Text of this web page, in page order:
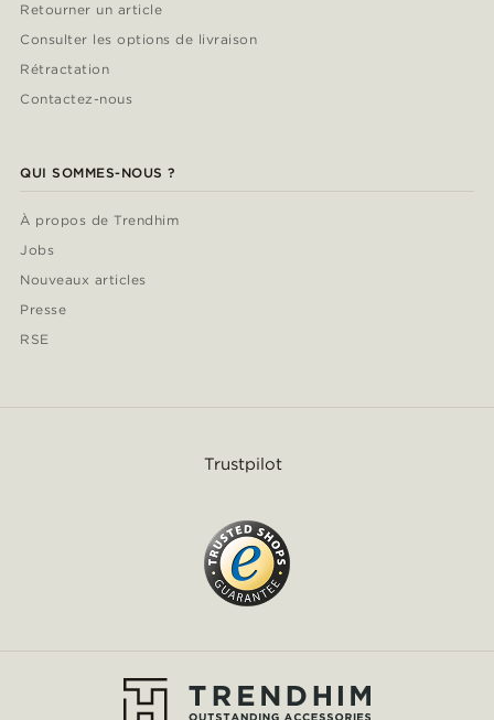
Retourner un article
Consulter les options de livraison
Rétractation
Contactez-nous
QUI SOMMES-NOUS ?
À propos de Trendhim
Jobs
Nouveaux articles
Presse
RSE
Trustpilot